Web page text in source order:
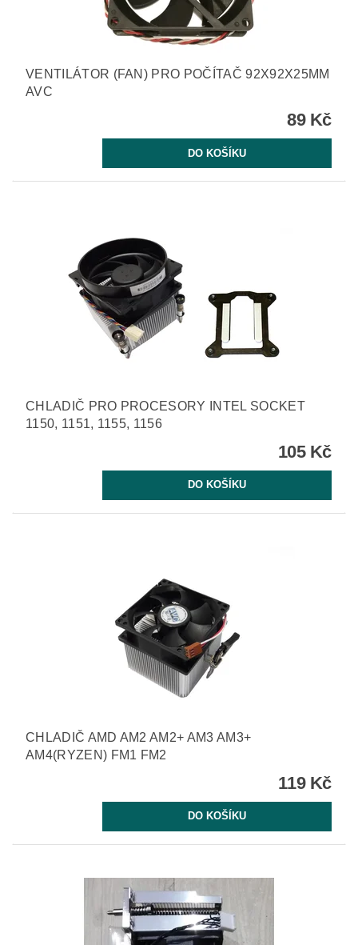
VENTILÁTOR (FAN) PRO POČÍTAČ 92X92X25MM
AVC
89 Kč
CHLADIČ PRO PROCESORY INTEL SOCKET
1150, 1151, 1155, 1156
105 Kč
CHLADIČ AMD AM2 AM2+ AM3 AM3+
AM4(RYZEN) FM1 FM2
119 Kč